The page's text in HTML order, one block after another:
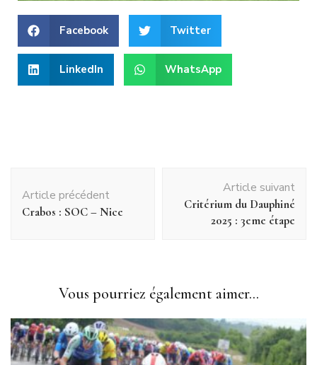
Facebook Twitter
LinkedIn WhatsApp
Article précédent
Crabos : SOC – Nice
Article suivant
Critérium du Dauphiné
2025 : 3eme étape
Vous pourriez également aimer...